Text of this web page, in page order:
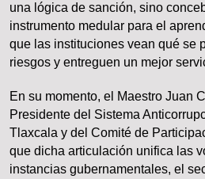
una lógica de sanción, sino
instrumento medular para el
que las instituciones vean qué se
riesgos y entreguen un mejor
En su momento, el Maestro Juan
Presidente del Sistema
Tlaxcala y del Comité de
que dicha articulación unifica las
instancias gubernamentales, el